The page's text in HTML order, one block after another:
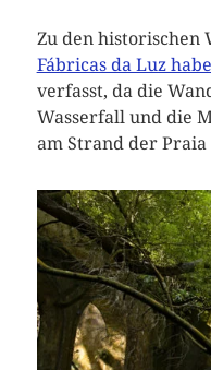
Zu den historischen
Fábricas da Luz
verfasst, da die
Wasserfall und die
am Strand der Praia